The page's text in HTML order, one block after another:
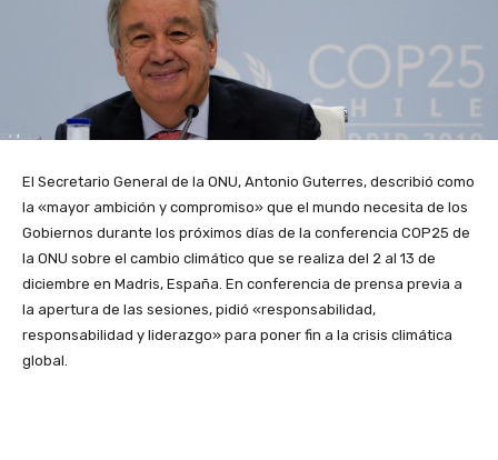
El Secretario General de la ONU, Antonio Guterres, describió como
la «mayor ambición y compromiso» que el mundo necesita de los
Gobiernos durante los próximos días de la conferencia COP25 de
la ONU sobre el cambio climático que se realiza del 2 al 13 de
diciembre en Madris, España. En conferencia de prensa previa a
la apertura de las sesiones, pidió «responsabilidad,
responsabilidad y liderazgo» para poner fin a la crisis climática
global.